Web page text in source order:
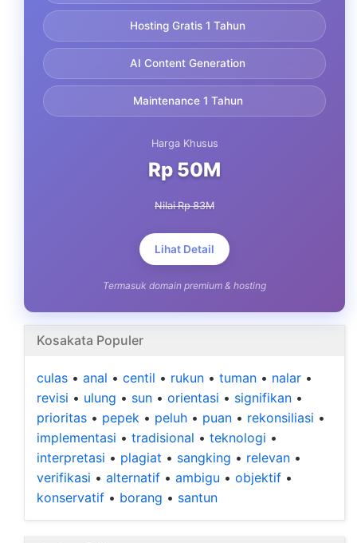
Hosting Gratis 1 Tahun
AI Content Generation
Maintenance 1 Tahun
Harga Khusus
Rp 50M
Nilai Rp 83M
Lihat Detail
Termasuk domain premium & hosting
Kosakata Populer
culas • anal • centil • rukun • tuman • nalar •
revisi • ulung • sun • orientasi • signifikan •
prioritas • pepek • peluh • puan • rekonsiliasi •
implementasi • tradisional • teknologi •
interpretasi • plagiat • sangking • relevan •
verifikasi • alternatif • ambigu • objektif •
konservatif • borang • santun